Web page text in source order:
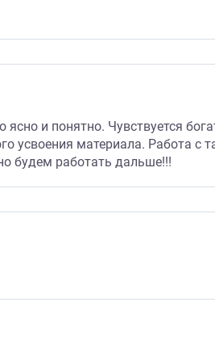
и понятно. Чувствуется
усвоения материала. Работа с
будем работать дальше!!!